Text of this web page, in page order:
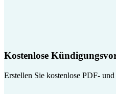
Kostenlose
Erstellen Sie kostenlose PDF-